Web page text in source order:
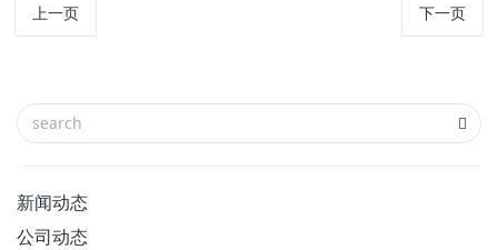
上一页 下一页
新闻动态
公司动态